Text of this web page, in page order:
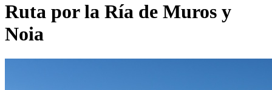
Ruta por la Ría de Muros y
Noia